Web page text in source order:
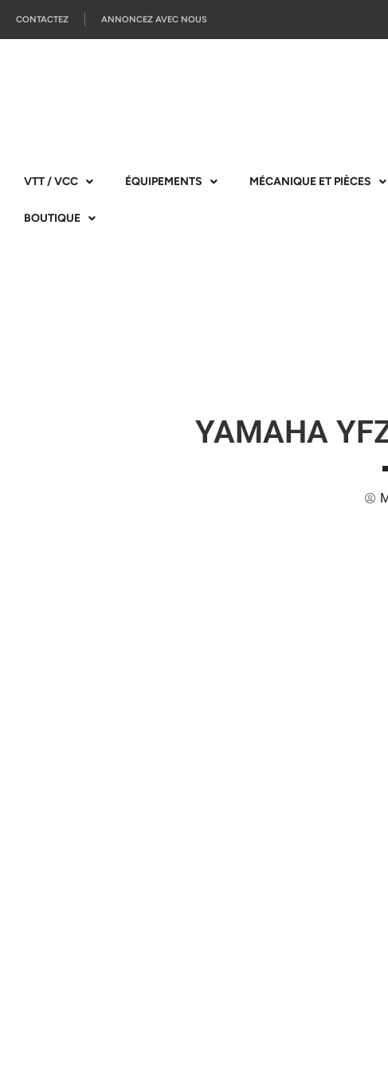
CONTACTEZ ANNONCEZ AVEC NOUS
VTT / VCC ÉQUIPEMENTS MÉCANIQUE ET PIÈCES
BOUTIQUE
YAMAHA